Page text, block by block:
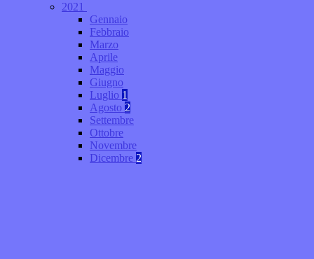
2021
Gennaio
Febbraio
Marzo
Aprile
Maggio
Giugno
Luglio 1
Agosto 2
Settembre
Ottobre
Novembre
Dicembre 2